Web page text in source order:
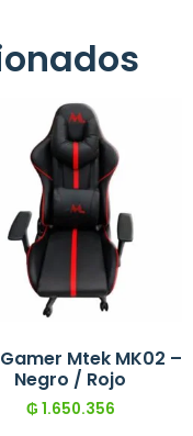
Mtek MK02 –
Negro / Rojo
₲ 1.650.356